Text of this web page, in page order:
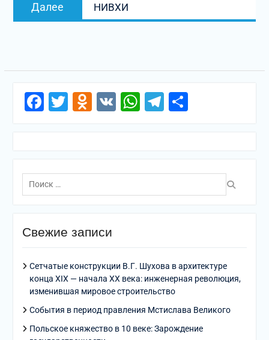
Далее
запись:
НИВХИ
Facebook
Twitter
Odnoklassniki
VKWhatsApp
Telegram
Поиск
по:
Свежие записи
Сетчатые конструкции В.Г. Шухова в архитектуре
конца XIX — начала XX века: инженерная революция,
изменившая мировое строительство
События в период правления Мстислава Великого
Польское княжество в 10 веке: Зарождение